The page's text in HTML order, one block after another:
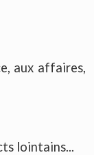
aux affaires,
lointains...